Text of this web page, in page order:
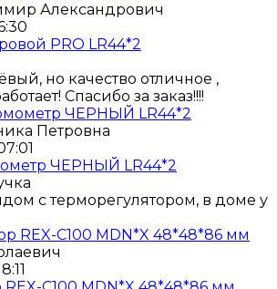
Александрович
PRO LR44*2
но качество отличное ,
Спасибо за заказ!!!!
Петровна
ЧЕРНЫЙ LR44*2
с терморегулятором, в доме у